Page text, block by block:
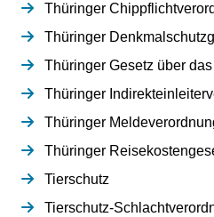
Thüringer
Thüringer
Thüringer Gesetz über
Thüringer
Thüringer
Thüringer
Tierschutz
Tierschutz-